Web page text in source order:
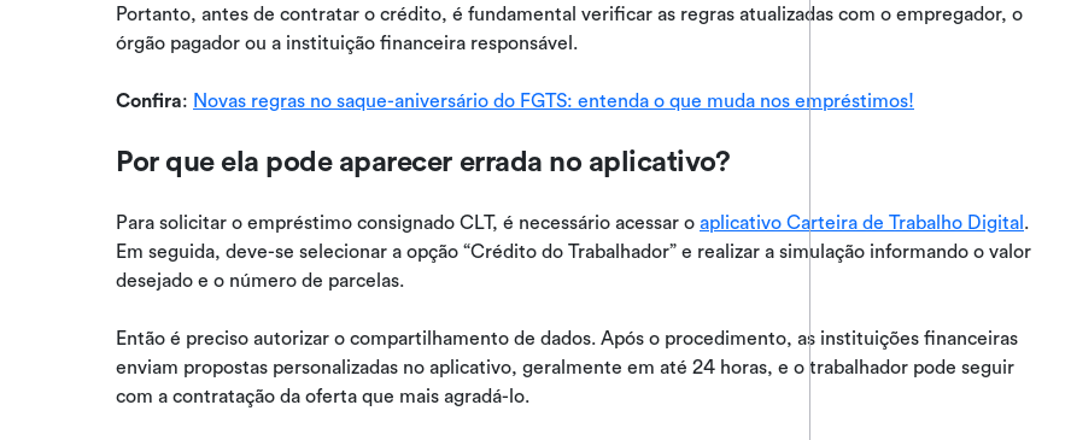
Portanto, antes de contratar o crédito, é fundamental verificar as regras atualizadas com o empregador, o
órgão pagador ou a instituição financeira responsável.
Confira: Novas regras no saque-aniversário do FGTS: entenda o que muda nos empréstimos!
Por que ela pode aparecer errada no aplicativo?
Para solicitar o empréstimo consignado CLT, é necessário acessar o aplicativo Carteira de Trabalho Digital.
Em seguida, deve-se selecionar a opção “Crédito do Trabalhador” e realizar a simulação informando o valor
desejado e o número de parcelas.
Então é preciso autorizar o compartilhamento de dados. Após o procedimento, as instituições financeiras
enviam propostas personalizadas no aplicativo, geralmente em até 24 horas, e o trabalhador pode seguir
com a contratação da oferta que mais agradá-lo.